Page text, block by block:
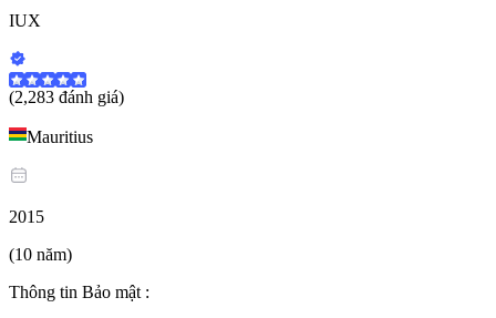
IUX
(2,283 đánh giá)
Mauritius
2015
(10 năm)
Thông tin Bảo mật :